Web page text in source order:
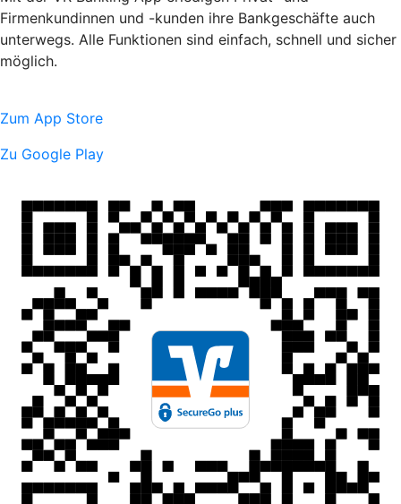
Firmenkundinnen und -kunden ihre Bankgeschäfte auch
unterwegs. Alle Funktionen sind einfach, schnell und sicher
möglich.
Zum App Store
Zu Google Play